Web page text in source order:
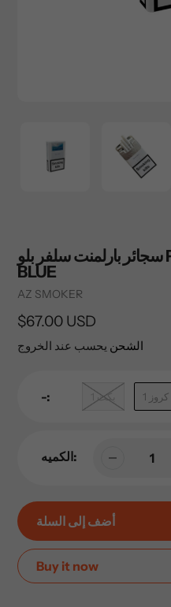
سجائر بارلمنت سلفر بلو PARLIAMENT SILVER
BLUE
Vendor
AZ SMOKER
السعر
العادي
$67.00 USD
الشحن يحسب عند الخروج
-: بكت 1 كروز 1
الكميه:
أضف إلى السلة
Buy it now